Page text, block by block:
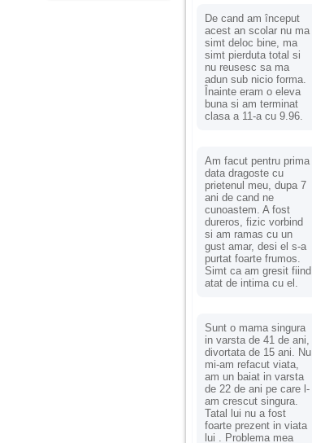
De cand am început
acest an scolar nu ma
simt deloc bine, ma
simt pierduta total si
nu reusesc sa ma
adun sub nicio forma.
Înainte eram o eleva
buna si am terminat
clasa a 11-a cu 9.96.
Am facut pentru prima
data dragoste cu
prietenul meu, dupa 7
ani de cand ne
cunoastem. A fost
dureros, fizic vorbind
si am ramas cu un
gust amar, desi el s-a
purtat foarte frumos.
Simt ca am gresit fiind
atat de intima cu el.
Sunt o mama singura
in varsta de 41 de ani,
divortata de 15 ani. Nu
mi-am refacut viata,
am un baiat in varsta
de 22 de ani pe care l-
am crescut singura.
Tatal lui nu a fost
foarte prezent in viata
lui . Problema mea